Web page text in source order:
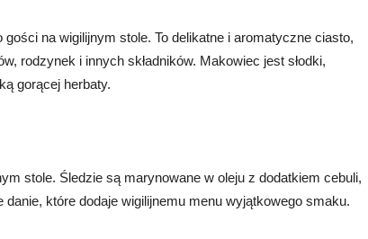
na wigilijnym stole. To delikatne i aromatyczne ciasto,
rodzynek i innych składników. Makowiec jest słodki,
gorącej herbaty.
stole. Śledzie są marynowane w oleju z dodatkiem cebuli,
które dodaje wigilijnemu menu wyjątkowego smaku.